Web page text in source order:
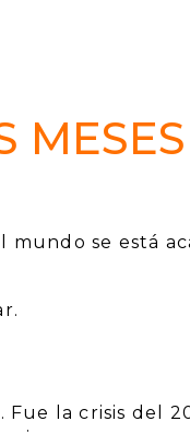
se está
Fue la crisis